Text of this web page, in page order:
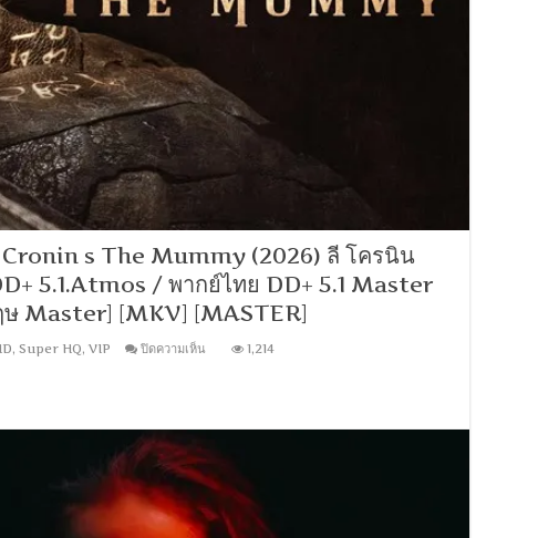
อังกฤษ]
[1080p]
[MKV]
[MASTER]
Cronin s The Mummy (2026) ลี โครนิน
5.1.Atmos / พากย์ไทย DD+ 5.1 Master
ษ Master] [MKV] [MASTER]
, Super HQ, VIP ปิดความเห็นบน
Cronin
The
Mummy
(2026)
ลี
โค
1,214